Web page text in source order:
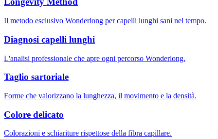
Il metodo esclusivo Wonderlong per capelli lunghi sani nel tempo.
Diagnosi capelli lunghi
L'analisi professionale che apre ogni percorso Wonderlong.
Taglio sartoriale
Forme che valorizzano la lunghezza, il movimento e la densità.
Colore delicato
Colorazioni e schiariture rispettose della fibra capillare.